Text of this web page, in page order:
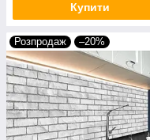
Купити
Розпродаж –20%